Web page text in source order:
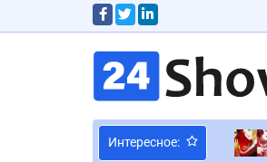
Интересное: